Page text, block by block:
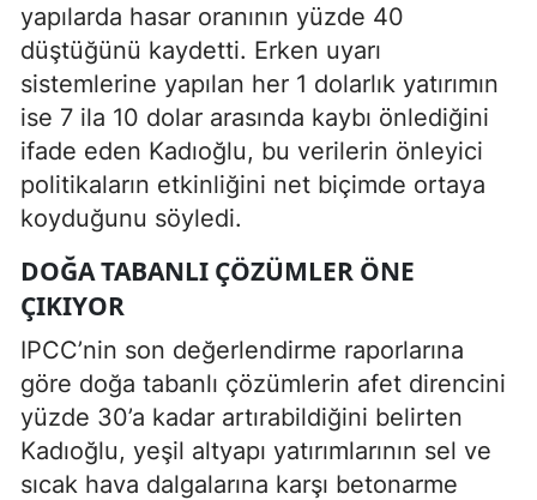
yapılarda hasar oranının yüzde 40
düştüğünü kaydetti. Erken uyarı
sistemlerine yapılan her 1 dolarlık yatırımın
ise 7 ila 10 dolar arasında kaybı önlediğini
ifade eden Kadıoğlu, bu verilerin önleyici
politikaların etkinliğini net biçimde ortaya
koyduğunu söyledi.
DOĞA TABANLI ÇÖZÜMLER ÖNE
ÇIKIYOR
IPCC’nin son değerlendirme raporlarına
göre doğa tabanlı çözümlerin afet direncini
yüzde 30’a kadar artırabildiğini belirten
Kadıoğlu, yeşil altyapı yatırımlarının sel ve
sıcak hava dalgalarına karşı betonarme